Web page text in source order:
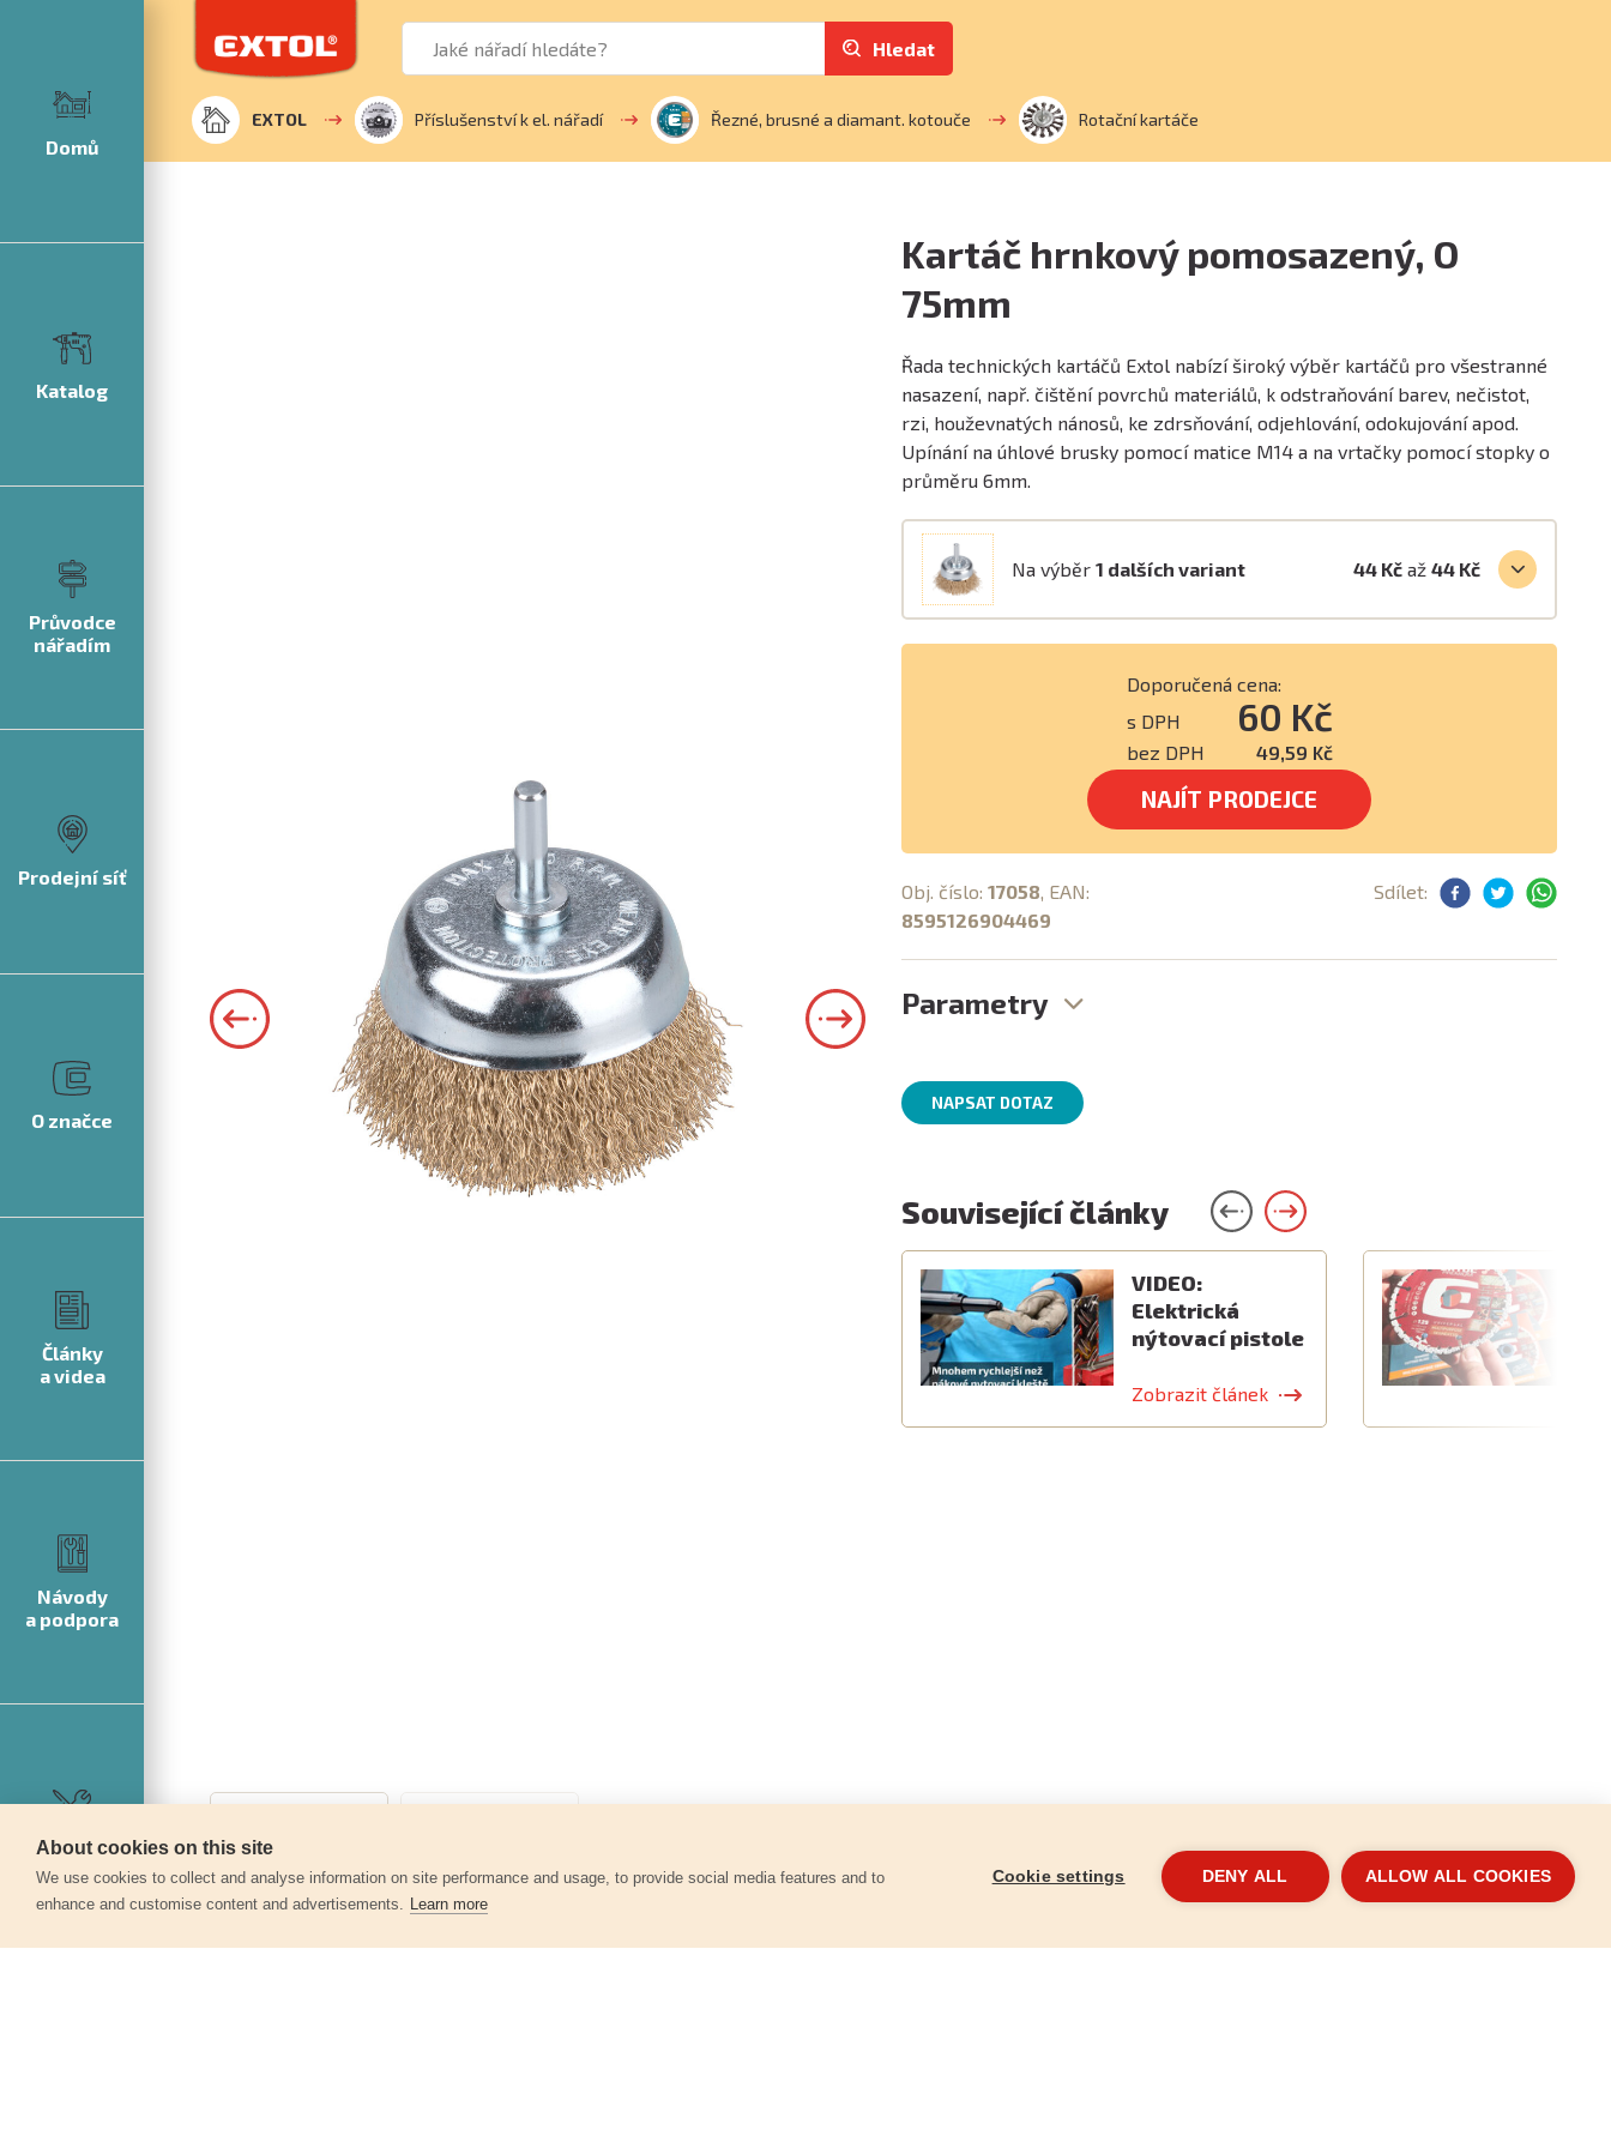
Domů
Katalog
Průvodce
nářadím
Prodejní síť
O značce
Články
a videa
Návody
a podpora
Servis
Hledat
EXTOL Příslušenství k el. nářadí Řezné, brusné a diamant. kotouče Rotační kartáče
Kartáč hrnkový pomosazený, O
75mm
Řada technických kartáčů Extol nabízí široký výběr kartáčů pro všestranné
nasazení, např. čištění povrchů materiálů, k odstraňování barev, nečistot,
rzi, houževnatých nánosů, ke zdrsňování, odjehlování, odokujování apod.
Upínání na úhlové brusky pomocí matice M14 a na vrtačky pomocí stopky o
průměru 6mm.
Na výběr 1 dalších variant 44 Kč až 44 Kč
Doporučená cena:
s DPH
60 Kč
bez DPH 49,59 Kč
NAJÍT PRODEJCE
Obj. číslo: 17058, EAN:
8595126904469
Sdílet:
Parametry
NAPSAT DOTAZ
Související články
VIDEO:
Elektrická
nýtovací pistole
Zobrazit článek
About cookies on this site
We use cookies to collect and analyse information on site performance and usage, to provide social media features and to
enhance and customise content and advertisements. Learn more
Cookie settings DENY ALL ALLOW ALL COOKIES